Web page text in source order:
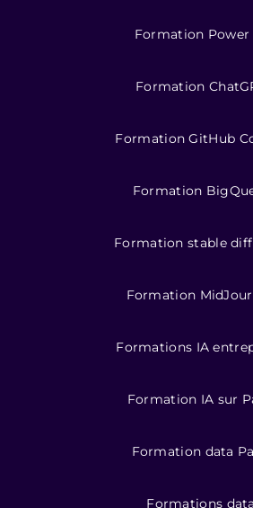
Formation Power
Formation
Formation GitHub
Formation
Formation stable
Formation
Formations IA
Formation IA sur
Formation data
Formations data